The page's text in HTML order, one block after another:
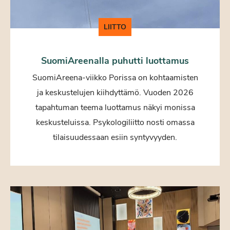
LIITTO
SuomiAreenalla puhutti luottamus
SuomiAreena-viikko Porissa on kohtaamisten
ja keskustelujen kiihdyttämö. Vuoden 2026
tapahtuman teema luottamus näkyi monissa
keskusteluissa. Psykologiliitto nosti omassa
tilaisuudessaan esiin syntyvyyden.